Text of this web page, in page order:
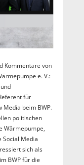
Kommentare von
e. V.:
für
Media beim BWP.
politischen
Wärmepumpe,
Social Media
sich als
BWP für die